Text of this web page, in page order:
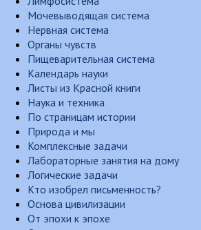
Мочевыводящая система
Нервная система
Органы чувств
Пищеварительная система
Календарь науки
Листы из Красной книги
Наука и техника
По страницам истории
Природа и мы
Комплексные задачи
Лабораторные занятия на дому
Логические задачи
Кто изобрел письменность?
Основа цивилизации
От эпохи к эпохе